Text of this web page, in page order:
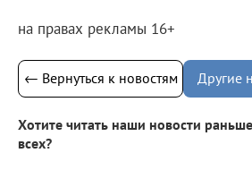
на правах рекламы 16+
← Вернуться к новостям Другие
Хотите читать наши новости раньше
всех?